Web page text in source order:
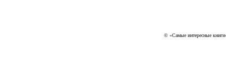
© «Самые интересные